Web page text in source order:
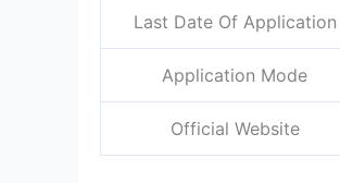
Last Date Of Application
Application Mode
Official Website